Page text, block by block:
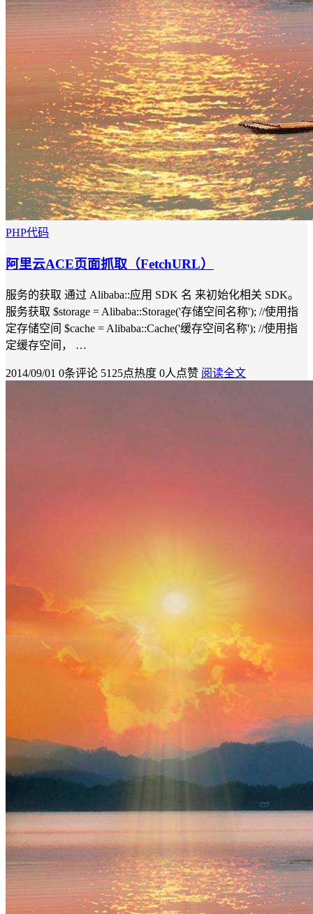
PHP代码
阿里云ACE页面抓取（FetchURL）
服务的获取 通过 Alibaba::应用 SDK 名 来初始化相关 SDK。
服务获取 $storage = Alibaba::Storage('存储空间名称'); //使用指
定存储空间 $cache = Alibaba::Cache('缓存空间名称'); //使用指
定缓存空间， …
2014/09/01 0条评论 5125点热度 0人点赞 阅读全文